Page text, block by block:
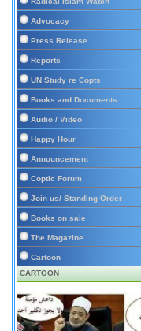
Advocacy
Press Release
Reports
UN Study re Copts
Books and Documents
Audio / Video
Happy Hour
Announcement
Coptic Forum
Join us/ Standing Order
Books on sale
The Magazine
Cartoon
CARTOON